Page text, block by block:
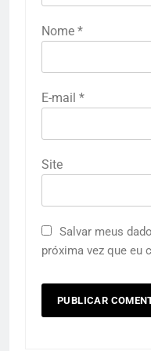
Nome *
E-mail *
Site
Salvar meus
próxima vez que eu